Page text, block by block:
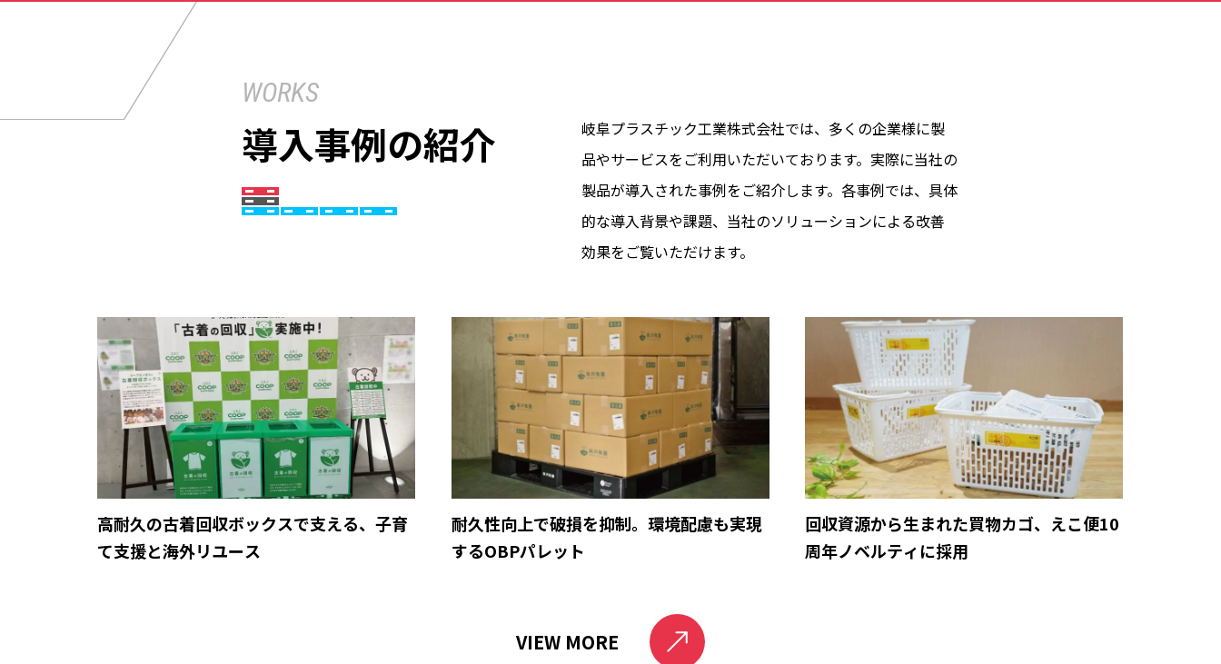
WORKS
導入事例の紹介
岐阜プラスチック工業株式会社では、多くの企業様に製
品やサービスをご利用いただいております。実際に当社の
製品が導入された事例をご紹介します。各事例では、具体
的な導入背景や課題、当社のソリューションによる改善
効果をご覧いただけます。
高耐久の古着回収ボックスで支える、子育
て支援と海外リユース
耐久性向上で破損を抑制。環境配慮も実現
するOBPパレット
回収資源から生まれた買物カゴ、えこ便10
周年ノベルティに採用
VIEW MORE